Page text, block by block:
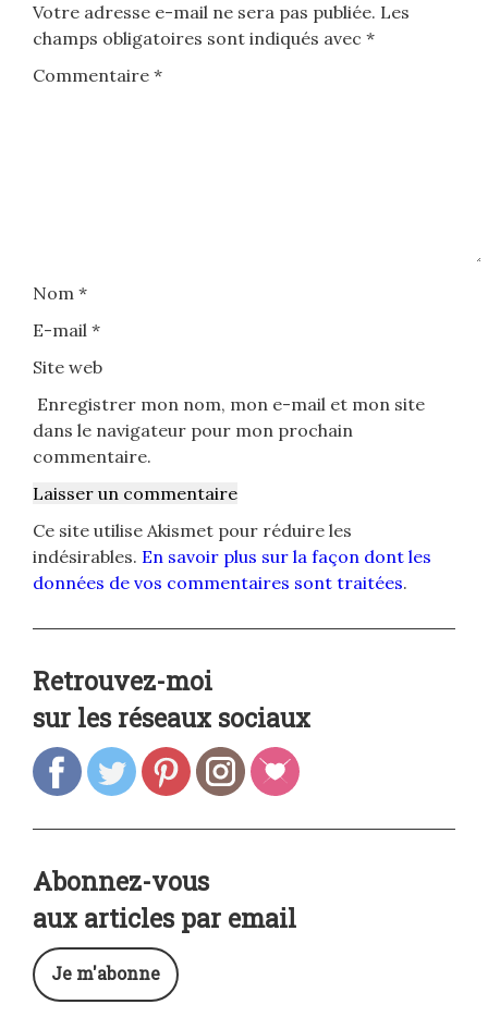
Votre adresse e-mail ne sera pas publiée. Les
champs obligatoires sont indiqués avec *
Commentaire *
Nom *
E-mail *
Site web
Enregistrer mon nom, mon e-mail et mon site
dans le navigateur pour mon prochain
commentaire.
Ce site utilise Akismet pour réduire les
indésirables. En savoir plus sur la façon dont les
données de vos commentaires sont traitées.
Retrouvez-moi
sur les réseaux sociaux
Abonnez-vous
aux articles par email
Je m'abonne